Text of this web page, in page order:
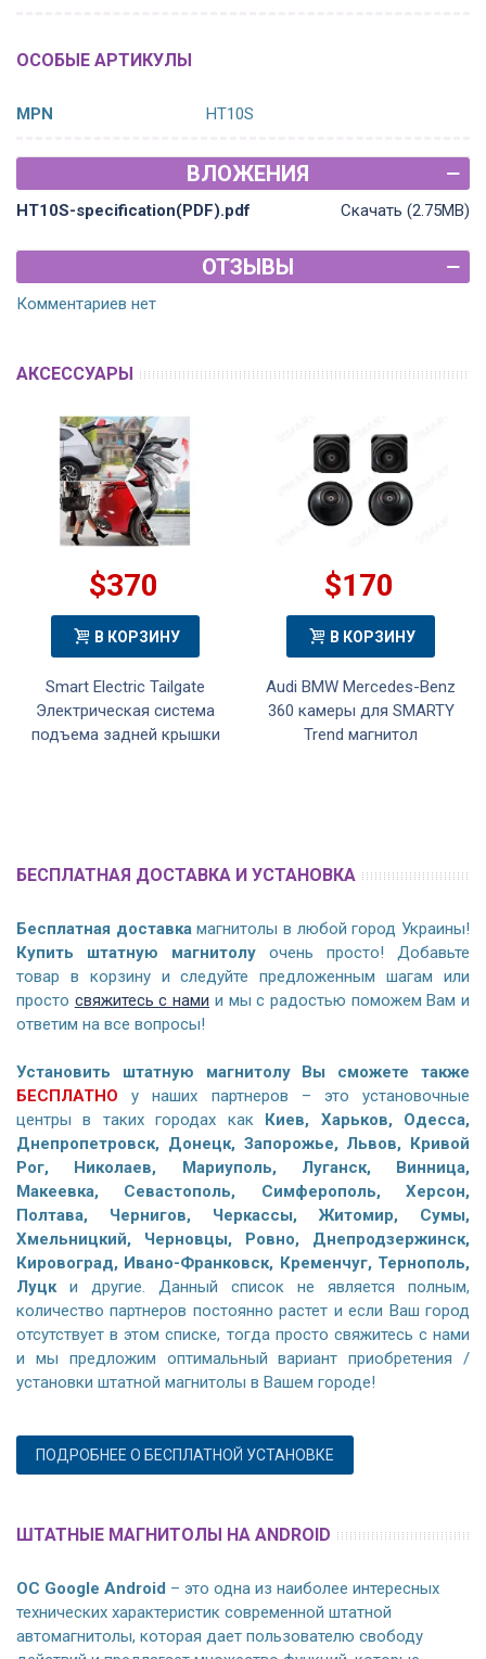
ОСОБЫЕ АРТИКУЛЫ
MPN HT10S
ВЛОЖЕНИЯ
HT10S-specification(PDF).pdf Скачать (2.75MB)
ОТЗЫВЫ
Комментариев нет
АКСЕССУАРЫ
$370
В КОРЗИНУ
Smart Electric Tailgate
Электрическая система
подъема задней крышки
$170
В КОРЗИНУ
Audi BMW Mercedes-Benz
360 камеры для SMARTY
Trend магнитол
БЕСПЛАТНАЯ ДОСТАВКА И УСТАНОВКА
Бесплатная доставкамагнитолы в любой город Украины!
Купить штатную магнитолу очень просто! Добавьте
товар в корзину и следуйте предложенным шагам или
просто свяжитесь с нами и мы с радостью поможем Вам и
ответим на все вопросы!
Установить штатную магнитолу Вы сможете также
БЕСПЛАТНО у наших партнеров – это установочные
центры в таких городах как Киев, Харьков, Одесса,
Днепропетровск, Донецк, Запорожье, Львов, Кривой
Рог, Николаев, Мариуполь, Луганск, Винница,
Макеевка, Севастополь, Симферополь, Херсон,
Полтава, Чернигов, Черкассы, Житомир, Сумы,
Хмельницкий, Черновцы, Ровно, Днепродзержинск,
Кировоград, Ивано-Франковск, Кременчуг, Тернополь,
Луцки другие. Данный список не является полным,
количество партнеров постоянно растет и если Ваш город
отсутствует в этом списке, тогда просто свяжитесь с нами
и мы предложим оптимальный вариант приобретения /
установки штатной магнитолы в Вашем городе!
ПОДРОБНЕЕ О БЕСПЛАТНОЙ УСТАНОВКЕ
ШТАТНЫЕ МАГНИТОЛЫ НА ANDROID
ОС Google Android – это одна из наиболее интересных
технических характеристик современной штатной
автомагнитолы, которая дает пользователю свободу